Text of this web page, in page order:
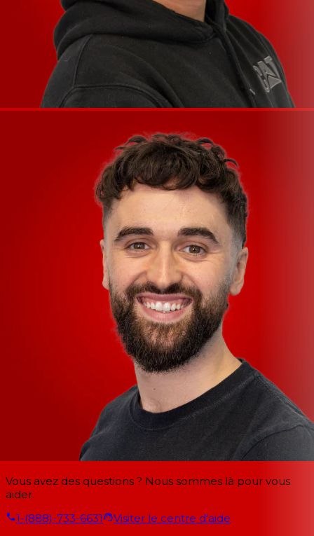
Vous avez des questions ? Nous sommes là pour vous
aider.
1-(888)-733-6631
Visiter le centre d'aide